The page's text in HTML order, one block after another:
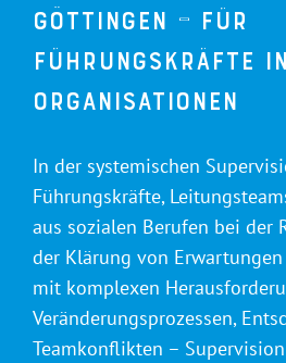
Göttingen – für
Führungskräfte
Organisationen
In der systemischen
Führungskräfte,
aus sozialen Berufen bei der
der Klärung von
mit komplexen
Veränderungsprozessen,
Teamkonflikten –